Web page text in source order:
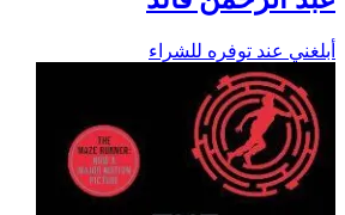
أبلغني عند توفره للشراء